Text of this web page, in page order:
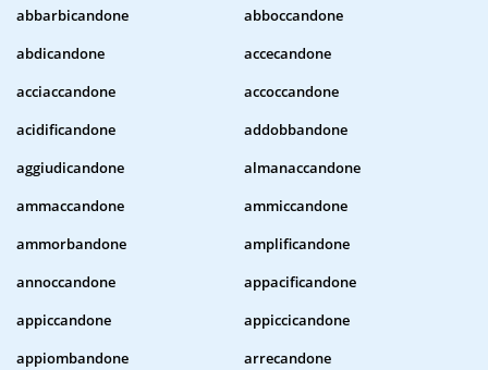
abbarbicandone
abboccandone
abdicandone
accecandone
acciaccandone
accoccandone
acidificandone
addobbandone
aggiudicandone
almanaccandone
ammaccandone
ammiccandone
ammorbandone
amplificandone
annoccandone
appacificandone
appiccandone
appiccicandone
appiombandone
arrecandone